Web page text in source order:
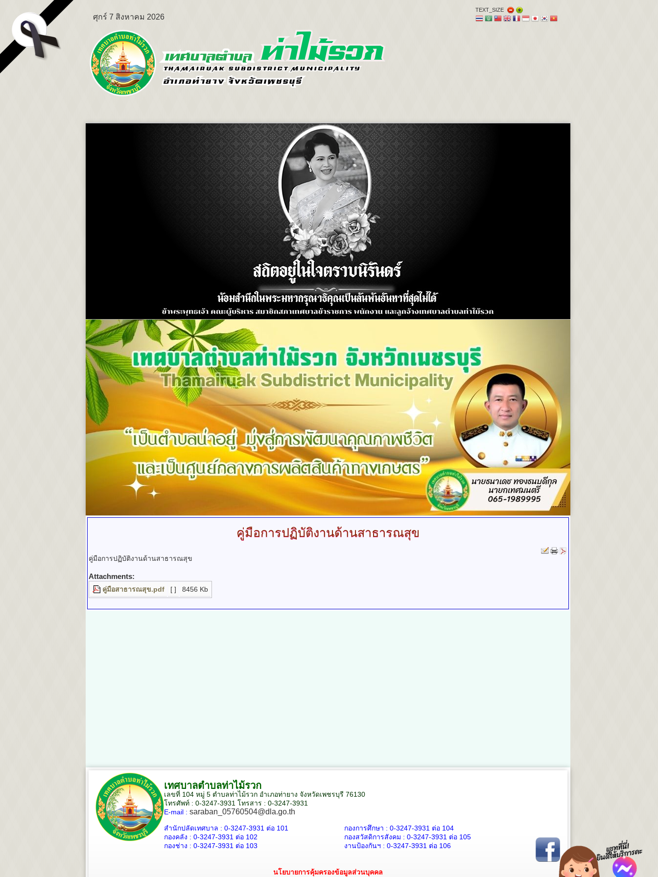
ศุกร์ 7 สิงหาคม 2026
TEXT_SIZE
คู่มือการปฏิบัติงานด้านสาธารณสุข
คู่มือการปฏิบัติงานด้านสาธารณสุข
Attachments:
คู่มือสาธารณสุข.pdf [ ] 8456 Kb
เทศบาลตำบลท่าไม้รวก
เลขที่ 104 หมู่ 5 ตำบลท่าไม้รวก อำเภอท่ายาง จังหวัดเพชรบุรี 76130
โทรศัพท์ : 0-3247-3931 โทรสาร : 0-3247-3931
E-mail : saraban_05760504@dla.go.th
สำนักปลัดเทศบาล : 0-3247-3931 ต่อ 101
กองคลัง : 0-3247-3931 ต่อ 102
กองช่าง : 0-3247-3931 ต่อ 103
กองการศึกษา : 0-3247-3931 ต่อ 104
กองสวัสดิการสังคม : 0-3247-3931 ต่อ 105
งานป้องกันฯ : 0-3247-3931 ต่อ 106
นโยบายการคุ้มครองข้อมูลส่วนบุคคล